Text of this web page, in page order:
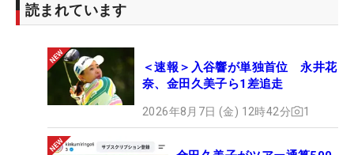
トップで右ヒジの位置が低く収まることで、お尻の
と、ダウンスイングのクラブの通り道がほぼ同じ軌
道を描くので、再現性が高くなるというわけだ。
読まれています
＜速報＞入谷響が単独首位 永井花
奈、金田久美子ら1差追走
2026年8月7日 (金) 12時42分 1